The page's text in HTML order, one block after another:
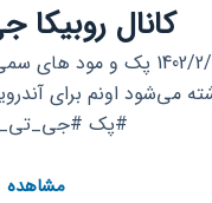
کانال
1402/2/21 پک و مود
می‌شود اونم برای
#پک
مشاهده